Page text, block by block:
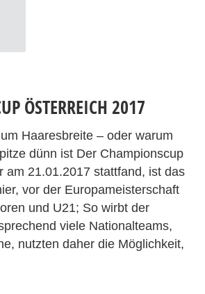
ÖSTERREICH 2017
Haaresbreite – oder warum
dünn ist Der Championscup
am 21.01.2017 stattfand, ist das
vor der Europameisterschaft
und U21; So wirbt der
viele Nationalteams,
nutzten daher die Möglichkeit,